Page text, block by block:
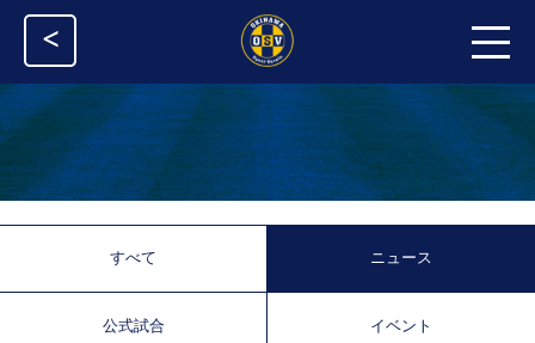
<
すべて ニュース
公式試合 イベント